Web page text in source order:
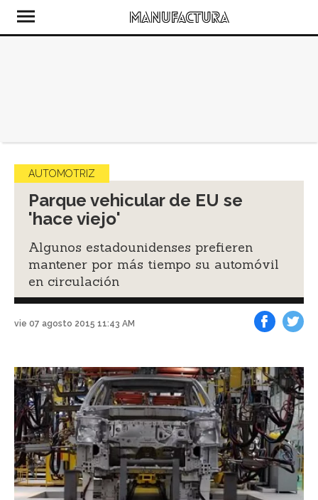
AUTOMOTRIZ
Parque vehicular de EU se
'hace viejo'
Algunos estadounidenses prefieren
mantener por más tiempo su automóvil
en circulación
vie 07 agosto 2015 11:43 AM